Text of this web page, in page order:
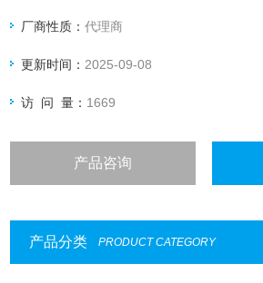
厂商性质：代理商
更新时间： 2025-09-08
访 问 量： 1669
产品咨询
产品分类 PRODUCT CATEGORY